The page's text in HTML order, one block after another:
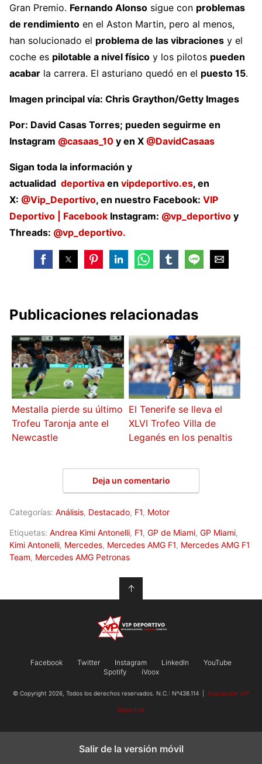
Gran Premio. Fernando Alonso sigue con problemas
de rendimiento en el Aston Martin, pero al menos,
han solucionado el problema de las vibraciones y el
coche es pilotable a nivel físico y los pilotos pueden
acabar la carrera. El asturiano quedó en el puesto 15.
Imagen principal vía: Chris Graython/Getty Images
Por: David Casas Torres; pueden seguirme en
Instagram @casaas_10 y en X @DavidCasaas
Sigan toda la información y
actualidad deportiva en vipdeportivo.es, en
X: @Vip_Deportivo, en nuestro Facebook: VIP
Deportivo | Facebook Instagram: @vp_deportivo y
Threads: @vp_deportivo.
Publicaciones relacionadas
Mestalla pierde su último
Trofeu Taronja ante el
Newcastle
El Tenerife se lleva el
XLVI Trofeo Villa de
Leganés en los penaltis
Deja un comentario
Categorías: Análisis, Destacado, F1, Motor
Etiquetas: Andrea Kimi Antonelli, F1, GP de Miami, GP Miami,
Kimi Antonelli, Mercedes, Mercedes AMG F1, Mercedes AMG F1
Team, Mercedes AMG Petronas
↑
Facebook Twitter Instagram LinkedIn
YouTube
Spotify
iVoox
© Copyright 2026, Todos los derechos reservados. N.C.: Nº438.114 | Asociación VIP
Deportivo
Salir de la versión móvil